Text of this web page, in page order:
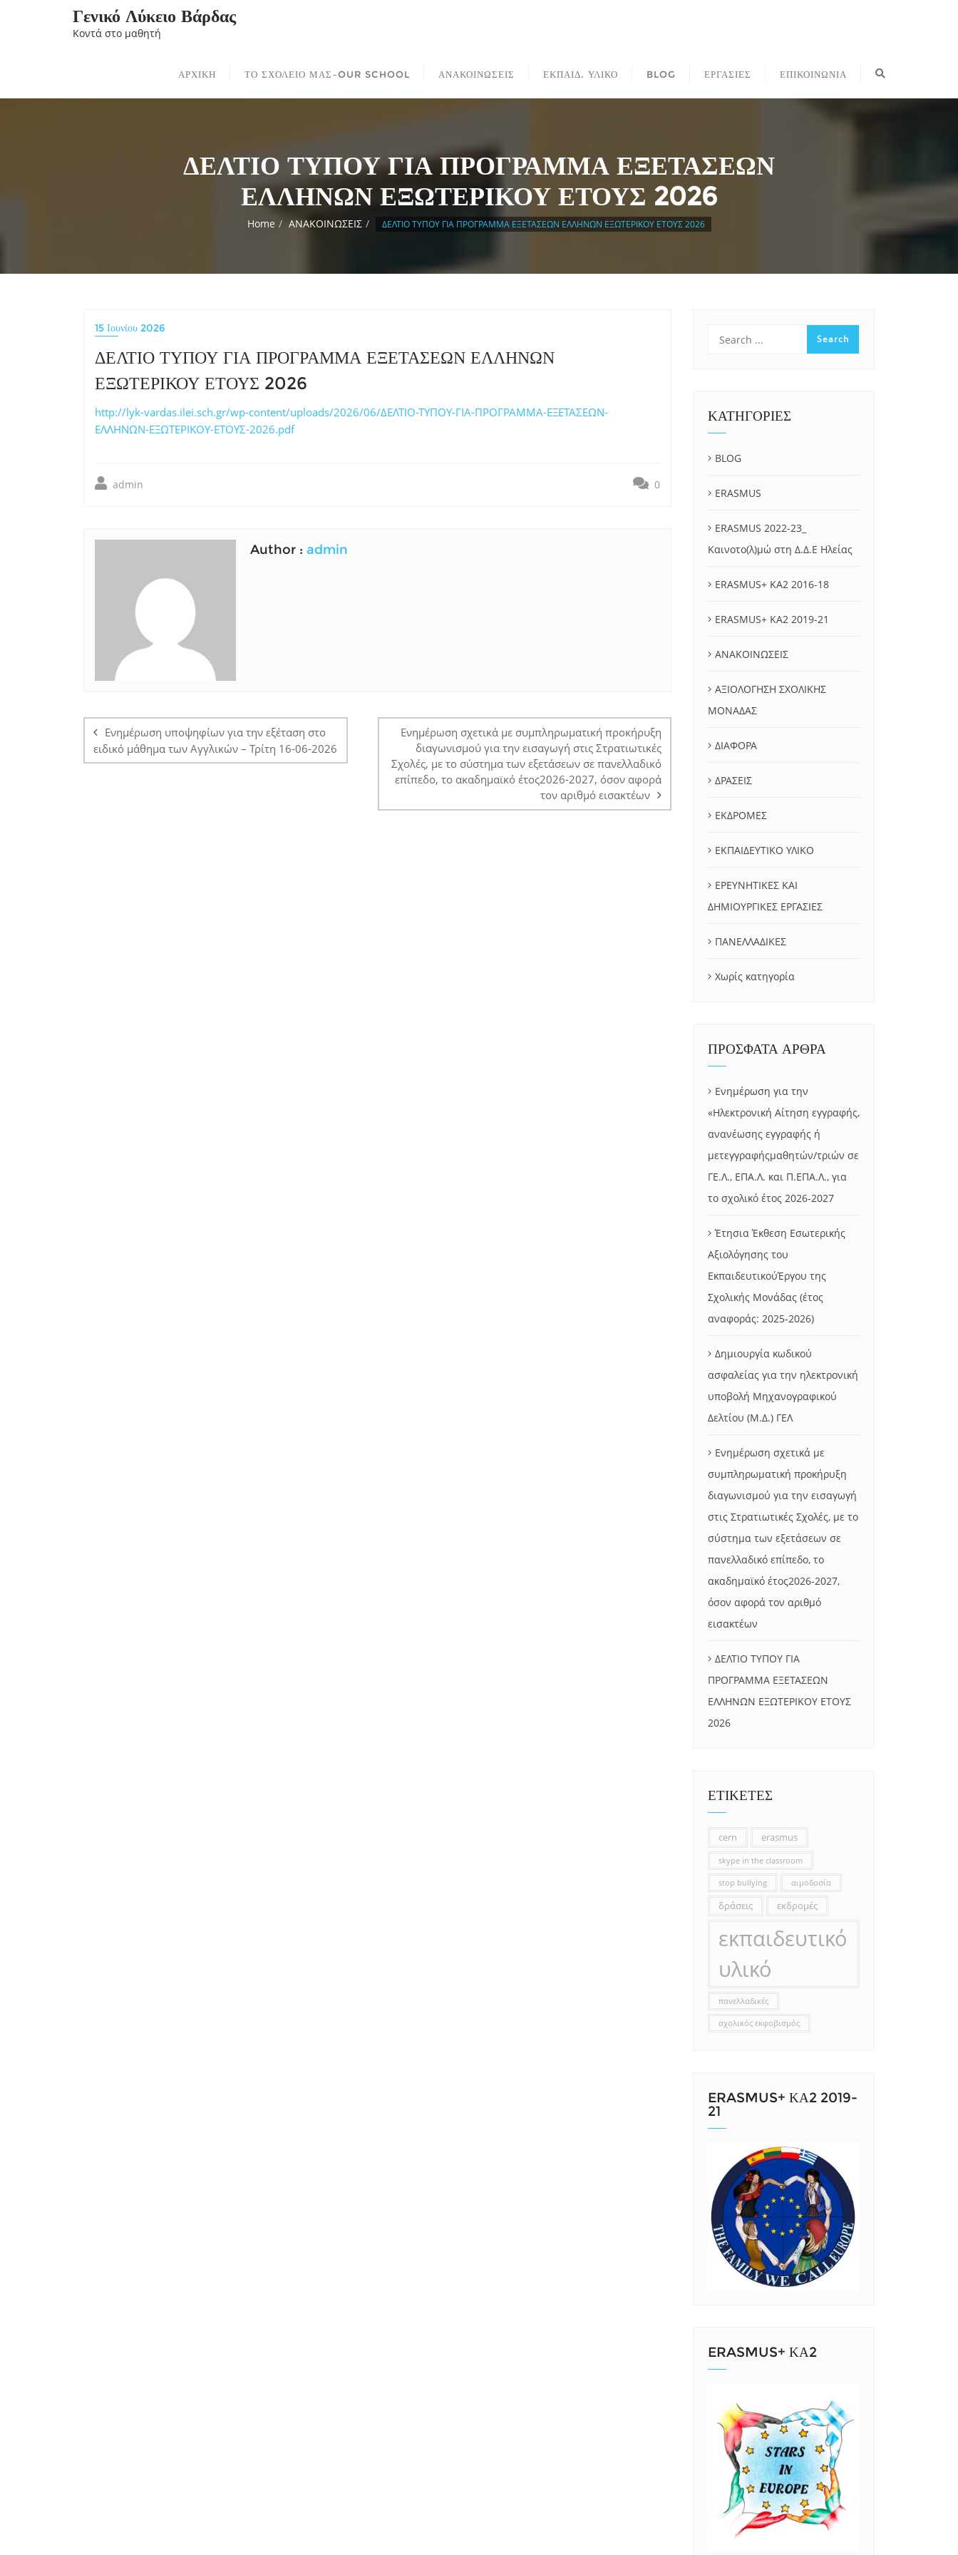
Γενικό Λύκειο Βάρδας
Κοντά στο μαθητή
ΑΡΧΙΚΗ ΤΟ ΣΧΟΛΕΙΟ ΜΑΣ–OUR SCHOOL ΑΝΑΚΟΙΝΩΣΕΙΣ ΕΚΠΑΙΔ. ΥΛΙΚΟ BLOG ΕΡΓΑΣΙΕΣ ΕΠΙΚΟΙΝΩΝΙΑ
ΔΕΛΤΙΟ ΤΥΠΟΥ ΓΙΑ ΠΡΟΓΡΑΜΜΑ ΕΞΕΤΑΣΕΩΝ
ΕΛΛΗΝΩΝ ΕΞΩΤΕΡΙΚΟΥ ΕΤΟΥΣ 2026
Home ΑΝΑΚΟΙΝΩΣΕΙΣ ΔΕΛΤΙΟ ΤΥΠΟΥ ΓΙΑ ΠΡΟΓΡΑΜΜΑ ΕΞΕΤΑΣΕΩΝ ΕΛΛΗΝΩΝ ΕΞΩΤΕΡΙΚΟΥ ΕΤΟΥΣ 2026
15 Ιουνίου 2026
ΔΕΛΤΙΟ ΤΥΠΟΥ ΓΙΑ ΠΡΟΓΡΑΜΜΑ ΕΞΕΤΑΣΕΩΝ ΕΛΛΗΝΩΝ
ΕΞΩΤΕΡΙΚΟΥ ΕΤΟΥΣ 2026
http://lyk-vardas.ilei.sch.gr/wp-content/uploads/2026/06/ΔΕΛΤΙΟ-ΤΥΠΟΥ-ΓΙΑ-ΠΡΟΓΡΑΜΜΑ-ΕΞΕΤΑΣΕΩΝ-
ΕΛΛΗΝΩΝ-ΕΞΩΤΕΡΙΚΟΥ-ΕΤΟΥΣ-2026.pdf
admin 0
Author :admin
Πλοήγηση
άρθρων
Ενημέρωση υποψηφίων για την εξέταση στο
ειδικό μάθημα των Αγγλικών – Τρίτη 16-06-2026
Ενημέρωση σχετικά με συμπληρωματική προκήρυξη
διαγωνισμού για την εισαγωγή στις Στρατιωτικές
Σχολές, με το σύστημα των εξετάσεων σε πανελλαδικό
επίπεδο, το ακαδημαϊκό έτος2026-2027, όσον αφορά
τον αριθμό εισακτέων
ΚΑΤΗΓΟΡΙΕΣ
BLOG
ERASMUS
ERASMUS 2022-23_
Καινοτο(λ)μώ στη Δ.Δ.Ε Ηλείας
ERASMUS+ KA2 2016-18
ERASMUS+ KA2 2019-21
ΑΝΑΚΟΙΝΩΣΕΙΣ
ΑΞΙΟΛΟΓΗΣΗ ΣΧΟΛΙΚΗΣ
ΜΟΝΑΔΑΣ
ΔΙΑΦΟΡΑ
ΔΡΑΣΕΙΣ
ΕΚΔΡΟΜΕΣ
ΕΚΠΑΙΔΕΥΤΙΚΟ ΥΛΙΚΟ
ΕΡΕΥΝΗΤΙΚΕΣ ΚΑΙ
ΔΗΜΙΟΥΡΓΙΚΕΣ ΕΡΓΑΣΙΕΣ
ΠΑΝΕΛΛΑΔΙΚΕΣ
Χωρίς κατηγορία
ΠΡΟΣΦΑΤΑ ΑΡΘΡΑ
Ενημέρωση για την
«Ηλεκτρονική Αίτηση εγγραφής,
ανανέωσης εγγραφής ή
μετεγγραφήςμαθητών/τριών σε
ΓΕ.Λ., ΕΠΑ.Λ. και Π.ΕΠΑ.Λ., για
το σχολικό έτος 2026-2027
Έτησια Έκθεση Εσωτερικής
Αξιολόγησης του
ΕκπαιδευτικούΈργου της
Σχολικής Μονάδας (έτος
αναφοράς: 2025-2026)
Δημιουργία κωδικού
ασφαλείας για την ηλεκτρονική
υποβολή Μηχανογραφικού
Δελτίου (Μ.Δ.) ΓΕΛ
Ενημέρωση σχετικά με
συμπληρωματική προκήρυξη
διαγωνισμού για την εισαγωγή
στις Στρατιωτικές Σχολές, με το
σύστημα των εξετάσεων σε
πανελλαδικό επίπεδο, το
ακαδημαϊκό έτος2026-2027,
όσον αφορά τον αριθμό
εισακτέων
ΔΕΛΤΙΟ ΤΥΠΟΥ ΓΙΑ
ΠΡΟΓΡΑΜΜΑ ΕΞΕΤΑΣΕΩΝ
ΕΛΛΗΝΩΝ ΕΞΩΤΕΡΙΚΟΥ ΕΤΟΥΣ
2026
ΕΤΙΚΕΤΕΣ
cern erasmus
skype in the classroom
stop bullying αιμοδοσία
δράσεις εκδρομές
εκπαιδευτικό
υλικό
πανελλαδικές
σχολικός εκφοβισμός
ERASMUS+ ΚΑ2 2019-
21
ERASMUS+ ΚΑ2